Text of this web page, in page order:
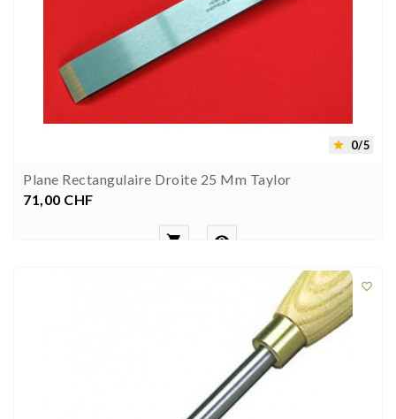
 0/5
Plane Rectangulaire Droite 25 Mm Taylor
Preis
71,00 CHF
 
